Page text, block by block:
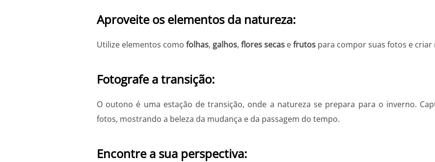
Aproveite os elementos da natureza:
Utilize elementos como folhas, galhos, flores secas efrutos para compor suas fotos e
Fotografe a transição:
O outono é uma estação de transição, onde a natureza se prepara para o inverno.
fotos, mostrando a beleza da mudança e da passagem do tempo.
Encontre a sua perspectiva: